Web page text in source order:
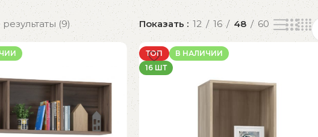
(9) Показать 12 16 48 60
ТОП
В НАЛИЧИИ
16 ШТ